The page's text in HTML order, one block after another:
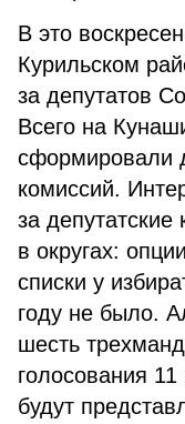
В это
Курильском
за депутатов
Всего на
сформировали
комиссий.
за депутатские
в округах:
списки у
году не было.
шесть
голосования
будут